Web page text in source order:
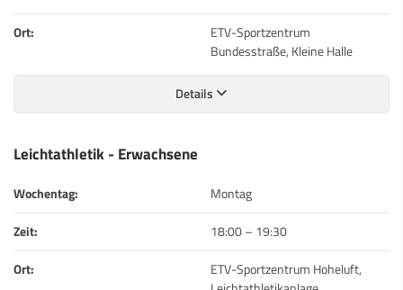
Ort:
ETV-Sportzentrum
Bundesstraße, Kleine Halle
Details
Leichtathletik - Erwachsene
Wochentag:
Montag
Zeit:
18:00– 19:30
Ort:
ETV-Sportzentrum Hoheluft,